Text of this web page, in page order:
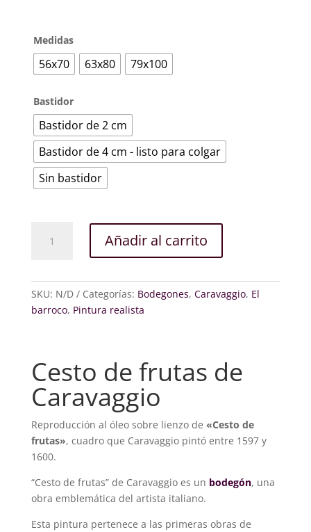
Medidas
56x70 63x80 79x100
Bastidor
Bastidor de 2 cm
Bastidor de 4 cm - listo para colgar
Sin bastidor
Añadir al carrito
SKU: N/D Categorías: Bodegones, Caravaggio, El
barroco, Pintura realista
Cesto de frutas de
Caravaggio
Reproducción al óleo sobre lienzo de «Cesto de
frutas», cuadro que Caravaggio pintó entre 1597 y
1600.
“Cesto de frutas” de Caravaggio es un bodegón, una
obra emblemática del artista italiano.
Esta pintura pertenece a las primeras obras de